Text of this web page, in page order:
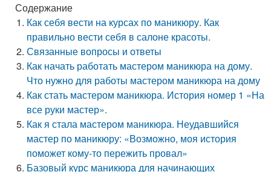
Содержание
Как себя вести на курсах по маникюру. Как
правильно вести себя в салоне красоты.
Связанные вопросы и ответы
Как начать работать мастером маникюра на дому.
Что нужно для работы мастером маникюра на дому
Как стать мастером маникюра. История номер 1 «На
все руки мастер».
Как я стала мастером маникюра. Неудавшийся
мастер по маникюру: «Возможно, моя история
поможет кому-то пережить провал»
Базовый курс маникюра для начинающих